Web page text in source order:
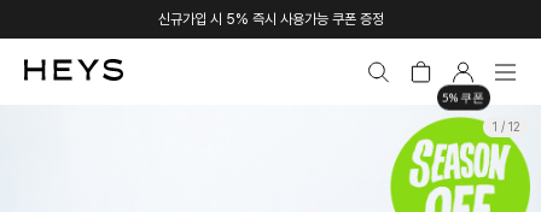
신규가입 시 5% 즉시 사용가능 쿠폰 증정
5% 쿠폰
1 / 12